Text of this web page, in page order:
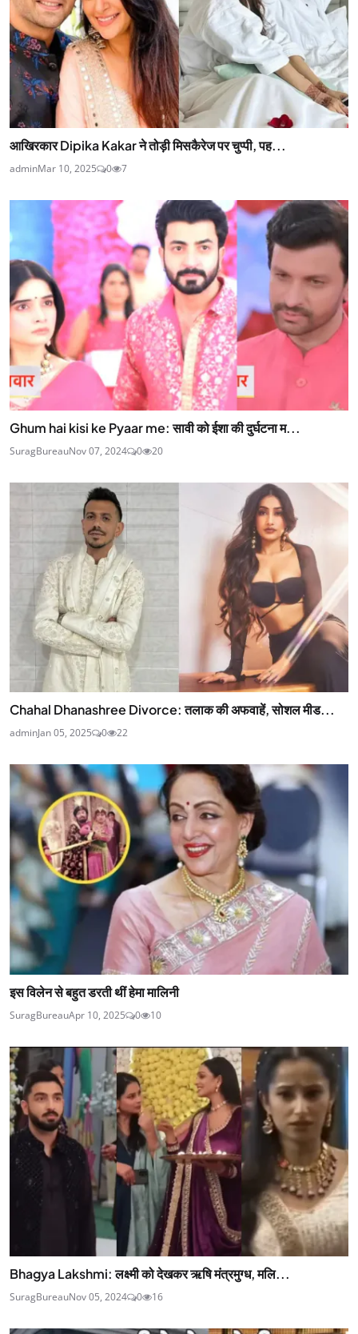
आखिरकार Dipika Kakar ने तोड़ी मिसकैरेज पर चुप्पी, पह...
adminMar 10, 2025 0 7
Ghum hai kisi ke Pyaar me: सावी को ईशा की दुर्घटना म...
SuragBureauNov 07, 2024 0 20
Chahal Dhanashree Divorce: तलाक की अफवाहें, सोशल मीड...
adminJan 05, 2025 0 22
इस विलेन से बहुत डरती थीं हेमा मालिनी
SuragBureauApr 10, 2025 0 10
Bhagya Lakshmi: लक्ष्मी को देखकर ऋषि मंत्रमुग्ध, मलि...
SuragBureauNov 05, 2024 0 16